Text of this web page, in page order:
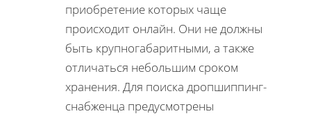
приобретение которых чаще
происходит онлайн. Они не должны
быть крупногабаритными, а также
отличаться небольшим сроком
хранения. Для поиска дропшиппинг-
снабженца предусмотрены